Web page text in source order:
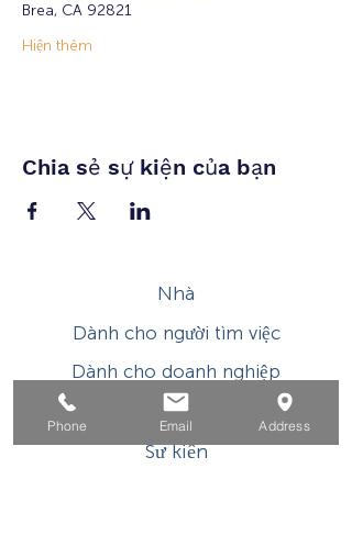
Brea, CA 92821
Hiện thêm
Chia sẻ sự kiện của bạn
Nhà
Dành cho người tìm việc
Dành cho doanh nghiệp
Cho tuổi trẻ
Sự kiện
Phone Email Address